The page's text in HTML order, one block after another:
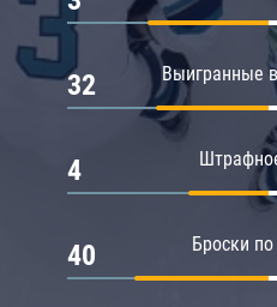
Выигранные
32
4
Броски
40